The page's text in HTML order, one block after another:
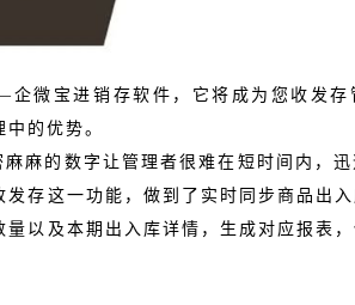
微宝进销存软件，它将成为您收发存
的优势。
麻的数字让管理者很难在短时间内，
存这一功能，做到了实时同步商品出
以及本期出入库详情，生成对应报表